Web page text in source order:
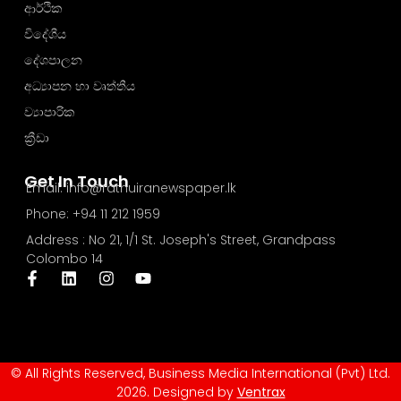
Get In Touch
Email: info@rathuiranewspaper.lk
Phone: +94 11 212 1959
Address : No 21, 1/1 St. Joseph's Street, Grandpass
Colombo 14
ආර්ථික
විදේශීය
දේශපාලන
අධ්‍යාපන හා වෘත්තීය
ව්‍යාපාරික
ක්‍රීඩා
© All Rights Reserved, Business Media International (Pvt) Ltd.
2026. Designed by Ventrax